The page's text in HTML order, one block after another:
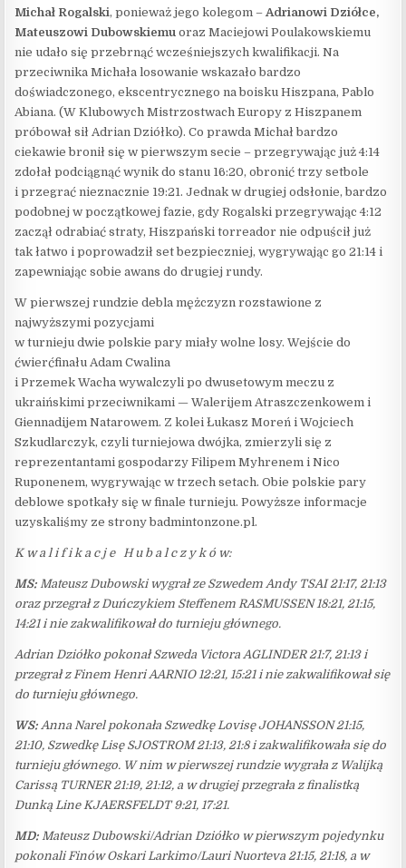
Michał Rogalski, ponieważ jego kolegom –Adrianowi Dziółce,
Mateuszowi Dubowskiemu oraz Maciejowi Poulakowskiemu
nie udało się przebrnąć wcześniejszych kwalifikacji. Na
przeciwnika Michała losowanie wskazało bardzo
doświadczonego, ekscentrycznego na boisku Hiszpana, Pablo
Abiana. (W Klubowych Mistrzostwach Europy z Hiszpanem
próbował sił Adrian Dziółko). Co prawda Michał bardzo
ciekawie bronił się w pierwszym secie – przegrywając już 4:14
zdołał podciągnąć wynik do stanu 16:20, obronić trzy setbole
i przegrać nieznacznie 19:21. Jednak w drugiej odsłonie, bardzo
podobnej w początkowej fazie, gdy Rogalski przegrywając 4:12
zaczął odrabiać straty, Hiszpański torreador nie odpuścił już
tak łatwo i poprowadził set bezpieczniej, wygrywając go 21:14 i
zapewniając sobie awans do drugiej rundy.
W pierwszej rundzie debla mężczyzn rozstawione z
najwyższymi pozycjami
w turnieju dwie polskie pary miały wolne losy. Wejście do
ćwierćfinału Adam Cwalina
i Przemek Wacha wywalczyli po dwusetowym meczu z
ukraińskimi przeciwnikami — Walerijem Atraszczenkowem i
Giennadijem Natarowem. Z kolei Łukasz Moreń i Wojciech
Szkudlarczyk, czyli turniejowa dwójka, zmierzyli się z
reprezentantami gospodarzy Filipem Myhrenem i Nico
Ruponenem, wygrywając w trzech setach. Obie polskie pary
deblowe spotkały się w finale turnieju. Powyższe informacje
uzyskaliśmy ze strony badmintonzone.pl.
K w a l i f i k a c j e H u b a l c z y k ó w:
MS: Mateusz Dubowski wygrał ze Szwedem Andy TSAI 21:17, 21:13
oraz przegrał z Duńczykiem Steffenem RASMUSSEN 18:21, 21:15,
14:21 i nie zakwalifikował do turnieju głównego.
Adrian Dziółko pokonał Szweda Victora AGLINDER 21:7, 21:13 i
przegrał z Finem Henri AARNIO 12:21, 15:21 i nie zakwalifikował się
do turnieju głównego.
WS: Anna Narel pokonała Szwedkę Lovisę JOHANSSON 21:15,
21:10, Szwedkę Lisę SJOSTROM 21:13, 21:8 i zakwalifikowała się do
turnieju głównego. W nim w pierwszej rundzie wygrała z Walijką
Carissą TURNER 21:19, 21:12, a w drugiej przegrała z finalistką
Dunką Line KJAERSFELDT 9:21, 17:21.
MD:Mateusz Dubowski/Adrian Dziółko w pierwszym pojedynku
pokonali Finów Oskari Larkimo/Lauri Nuorteva 21:15, 21:18, a w